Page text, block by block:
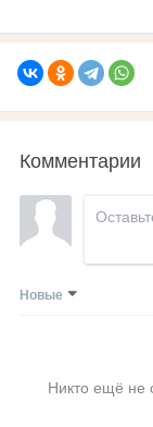
Комментарии
Новые
Никто ещё не